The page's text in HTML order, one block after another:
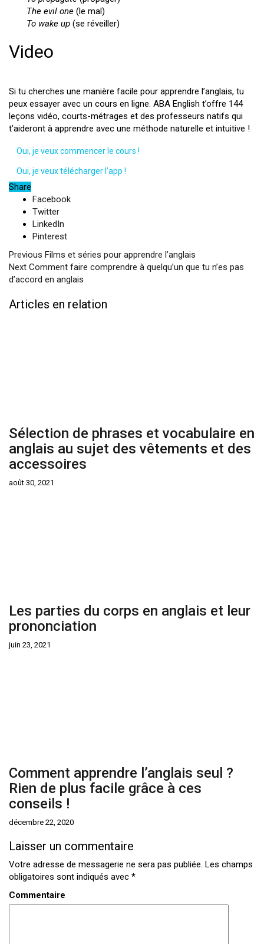
The evil one (le mal)
To wake up (se réveiller)
Video
Si tu cherches une manière facile pour apprendre l’anglais, tu
peux essayer avec un cours en ligne. ABA English t’offre 144
leçons vidéo, courts-métrages et des professeurs natifs qui
t’aideront à apprendre avec une méthode naturelle et intuitive !
Oui, je veux commencer le cours !
Oui, je veux télécharger l’app !
Share
Facebook
Twitter
LinkedIn
Pinterest
Previous Films et séries pour apprendre l’anglais
Next Comment faire comprendre à quelqu’un que tu n’es pas
d’accord en anglais
Articles en relation
Sélection de phrases et vocabulaire en
anglais au sujet des vêtements et des
accessoires
août 30, 2021
Les parties du corps en anglais et leur
prononciation
juin 23, 2021
Comment apprendre l’anglais seul ?
Rien de plus facile grâce à ces
conseils !
décembre 22, 2020
Laisser un commentaire
Votre adresse de messagerie ne sera pas publiée. Les champs
obligatoires sont indiqués avec *
Commentaire